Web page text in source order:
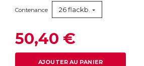
Contenance 26 flackb.
50,40 €
AJOUTER AU PANIER